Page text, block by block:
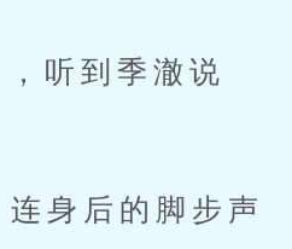
听到季澈说
身后的脚步声